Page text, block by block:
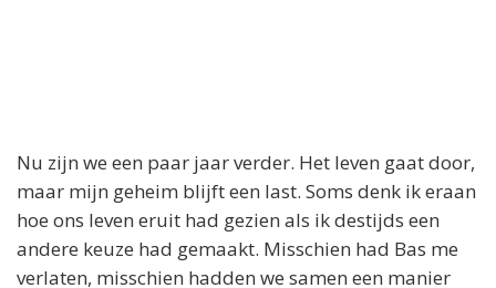
Nu zijn we een paar jaar verder. Het leven gaat door,
maar mijn geheim blijft een last. Soms denk ik eraan
hoe ons leven eruit had gezien als ik destijds een
andere keuze had gemaakt. Misschien had Bas me
verlaten, misschien hadden we samen een manier